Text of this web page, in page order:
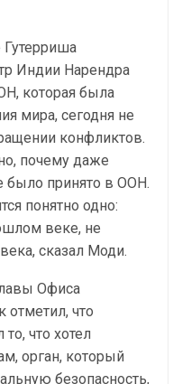
Гутерриша
Индии Нарендра
которая была
мира, сегодня не
конфликтов.
почему даже
было принято в ООН.
понятно одно:
веке, не
сказал Моди.
Офиса
отметил, что
что хотел
орган, который
безопасность,